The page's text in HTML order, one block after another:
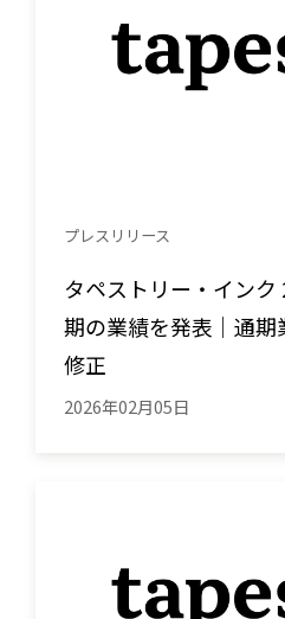
プレスリリース
タペストリー・イン
期の業績を発表｜通
修正
2026年02月05日